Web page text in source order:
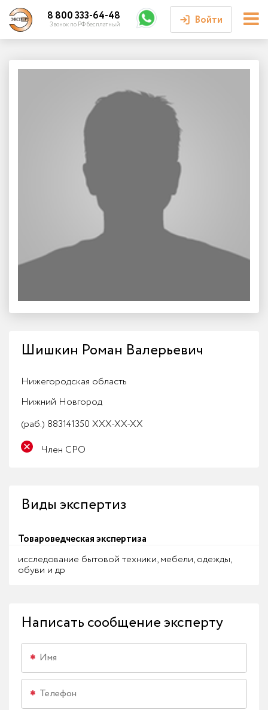
Войти
Войти или
зарегистрироваться
Личный кабинет
8 800 333-64-48
Звонок по РФ бесплатный
Шишкин Роман Валерьевич
Нижегородская область
Нижний Новгород
(раб.) 883141350 XXX-XX-XX
Член СРО
Виды экспертиз
Товароведческая экспертиза
исследование бытовой техники, мебели, одежды,
обуви и др
Написать сообщение эксперту